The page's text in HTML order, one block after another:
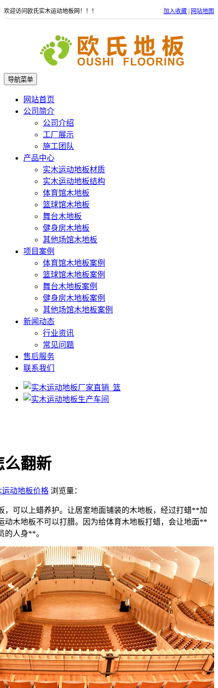
欢迎访问欧氏实木运动地板网！！！ 加入收藏 网站地图
导航菜单
网站首页
公司简介
公司介绍
工厂展示
施工团队
产品中心
实木运动地板材质
实木运动地板结构
体育馆木地板
篮球馆木地板
舞台木地板
健身房木地板
其他场馆木地板
项目案例
体育馆木地板案例
篮球馆木地板案例
舞台木地板案例
健身房木地板案例
其他场馆木地板案例
新闻动态
行业资讯
常见问题
售后服务
联系我们
么翻新
运动地板价格 浏览量：
可以上蜡养护。让居室地面铺装的木地板，经过打蜡**加
动木地板不可以打腊。因为给体育木地板打蜡，会让地面**
的人身**。